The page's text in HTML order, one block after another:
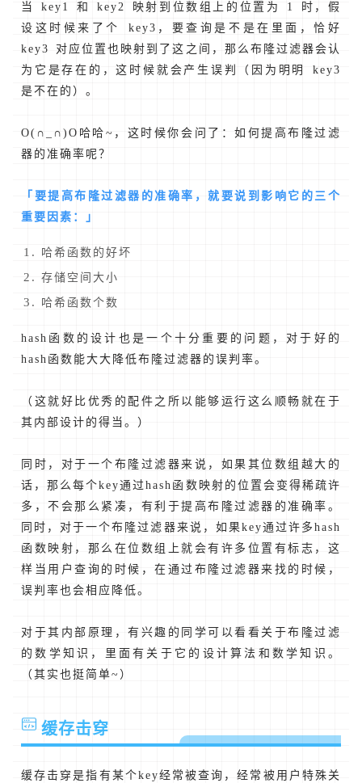
当 key1 和 key2 映射到位数组上的位置为 1 时，假
设这时候来了个 key3，要查询是不是在里面，恰好
key3 对应位置也映射到了这之间，那么布隆过滤器会认
为它是存在的，这时候就会产生误判（因为明明 key3
是不在的）。
O(∩_∩)O哈哈~，这时候你会问了：如何提高布隆过滤
器的准确率呢？
「要提高布隆过滤器的准确率，就要说到影响它的三个
重要因素：」
哈希函数的好坏
存储空间大小
哈希函数个数
hash函数的设计也是一个十分重要的问题，对于好的
hash函数能大大降低布隆过滤器的误判率。
（这就好比优秀的配件之所以能够运行这么顺畅就在于
其内部设计的得当。）
同时，对于一个布隆过滤器来说，如果其位数组越大的
话，那么每个key通过hash函数映射的位置会变得稀疏许
多，不会那么紧凑，有利于提高布隆过滤器的准确率。
同时，对于一个布隆过滤器来说，如果key通过许多hash
函数映射，那么在位数组上就会有许多位置有标志，这
样当用户查询的时候，在通过布隆过滤器来找的时候，
误判率也会相应降低。
对于其内部原理，有兴趣的同学可以看看关于布隆过滤
的数学知识，里面有关于它的设计算法和数学知识。
（其实也挺简单~）
缓存击穿
缓存击穿是指有某个key经常被查询，经常被用户特殊关